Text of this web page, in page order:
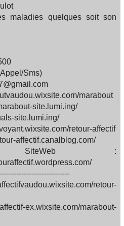
maladies quelques soit son
Sms)
marabout
site.lumi.ing/
site.lumi.ing/
retour-affectif
affectif.canalblog.com/
:
retour-
ex.wixsite.com/marabout-